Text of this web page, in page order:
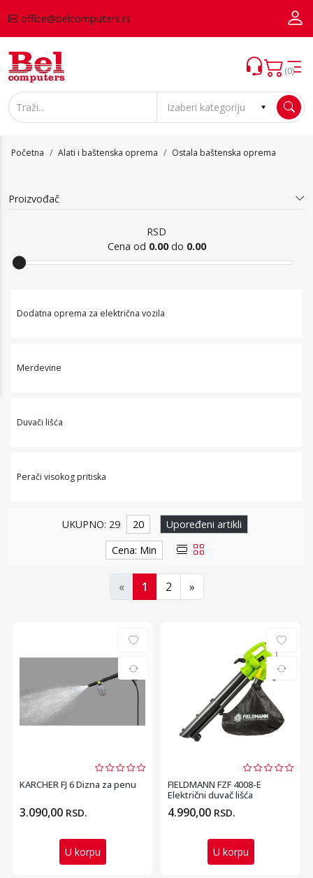
office@belcomputers.rs
(0)
Početna Alati i baštenska oprema Ostala baštenska oprema
Proizvođač
RSD
Cena od 0.00do 0.00
Ostala baštenska oprema
Dodatna oprema za električna vozila
Merdevine
Duvači lišća
Perači visokog pritiska
UKUPNO: 29 20
Upoređeni artikli
Cena: Min
« 1 2 »
KARCHER FJ 6 Dizna za penu
3.090,00 RSD.
U korpu
FIELDMANN FZF 4008-E
Električni duvač lišća
4.990,00 RSD.
U korpu